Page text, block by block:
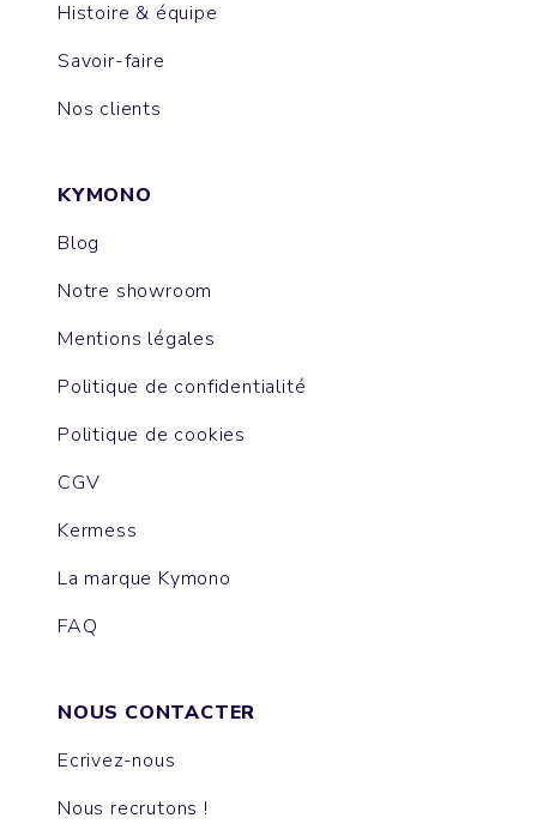
Histoire & équipe
Savoir-faire
Nos clients
KYMONO
Blog
Notre showroom
Mentions légales
Politique de confidentialité
Politique de cookies
CGV
Kermess
La marque Kymono
FAQ
NOUS CONTACTER
Ecrivez-nous
Nous recrutons !